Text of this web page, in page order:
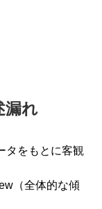
漏れ
タをもとに客観
（全体的な傾